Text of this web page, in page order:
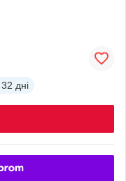
32 дні